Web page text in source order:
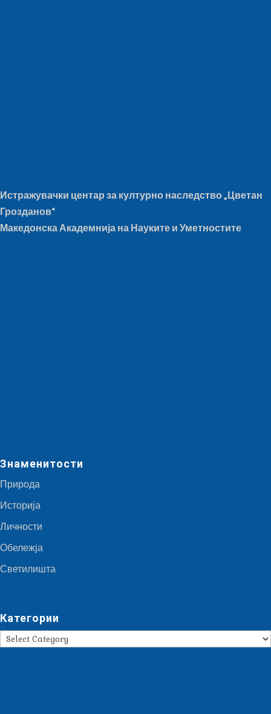
Истражувачки центар за културно наследство „Цветан
Грозданов“
Македонска Академнија на Науките и Уметностите
Знаменитости
Природа
Историја
Личности
Обележја
Светилишта
Категории
Категории